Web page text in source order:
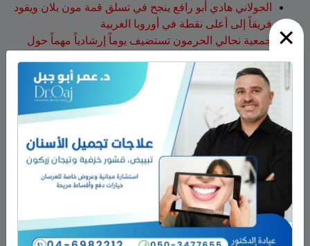
×
الجولاني هادي أبو رافع ينجح في تسلق قمة مون بلان ويقود
فريقاً إلى أعلى نقطة في أوروبا الغربية
جمعية نحالي الحرمون تستضيف يوماً إرشادياً مهماً حول
أحدث التعليقات
نبيه عويداتعلى
تخريج 14 نحالاً جديداً في الجولان بإشراف
جمعية نحالي الحرمون
عزاتعلى
تخريج 14 نحالاً جديداً في الجولان بإشراف
جمعية نحالي الحرمون
عقاب ابو شاهينعلىالجولاني هادي أبو رافع ينجح في
تسلق قمة مون بلان ويقود فريقاً إلى أعلى نقطة في أوروبا
الغربية
سلمان أبو عوادعلىهل أصبح الزوج أو الزوجة مجرد سلعة